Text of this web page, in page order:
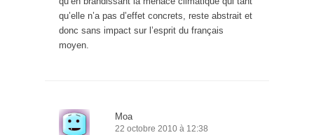
qu’elle n’a pas d’effet concrets, reste abstrait et
donc sans impact sur l’esprit du français
moyen.
Moa
22 octobre 2010 à 12:38